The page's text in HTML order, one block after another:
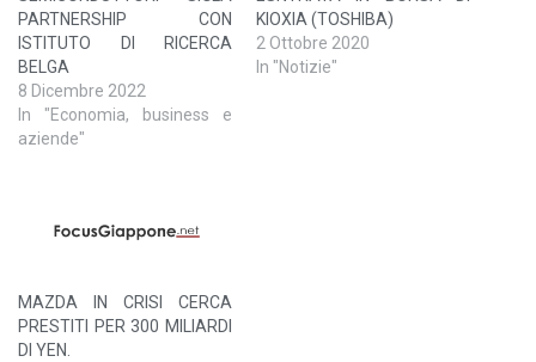
PARTNERSHIP CON
ISTITUTO DI RICERCA
BELGA
8 Dicembre 2022
In "Economia, business e
aziende"
KIOXIA (TOSHIBA)
2 Ottobre 2020
In "Notizie"
MAZDA IN CRISI CERCA
PRESTITI PER 300 MILIARDI
DI YEN.